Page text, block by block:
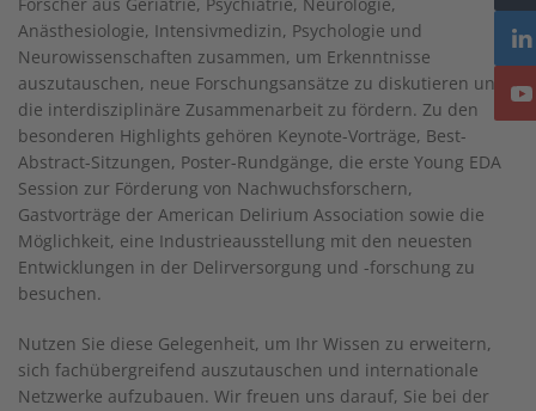
Anästhesiologie, Intensivmedizin, Psychologie und
Neurowissenschaften zusammen, um Erkenntnisse
auszutauschen, neue Forschungsansätze zu diskutieren und
die interdisziplinäre Zusammenarbeit zu fördern. Zu den
besonderen Highlights gehören Keynote-Vorträge, Best-
Abstract-Sitzungen, Poster-Rundgänge, die erste Young EDA
Session zur Förderung von Nachwuchsforschern,
Gastvorträge der American Delirium Association sowie die
Möglichkeit, eine Industrieausstellung mit den neuesten
Entwicklungen in der Delirversorgung und -forschung zu
besuchen.
Nutzen Sie diese Gelegenheit, um Ihr Wissen zu erweitern,
sich fachübergreifend auszutauschen und internationale
Netzwerke aufzubauen. Wir freuen uns darauf, Sie bei der